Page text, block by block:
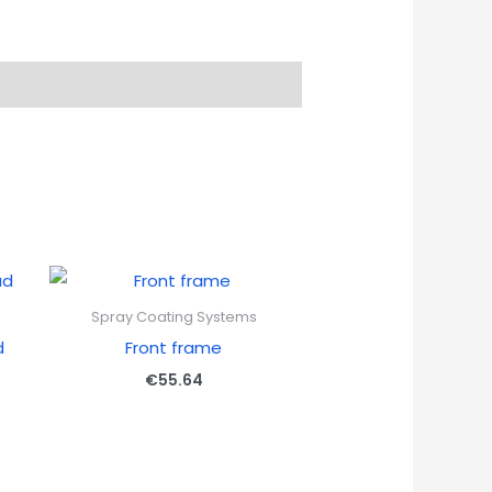
Spray Coating Systems
Front frame
€55.64